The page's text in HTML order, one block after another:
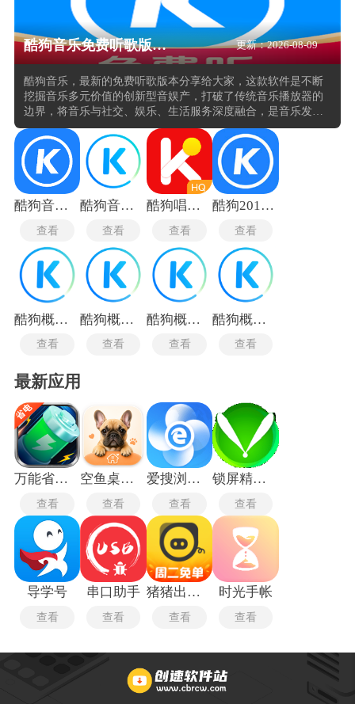
酷狗音乐免费听歌版本推荐 更新：2026-08-09
酷狗音乐，最新的免费听歌版本分享给大家，这款软件是不断
挖掘音乐多元价值的创新型音娱产，打破了传统音乐播放器的
边界，将音乐与社交、娱乐、生活服务深度融合，是音乐发烧
友追求的无损音质、专业音效，还是普通用户需要的便捷听
歌、趣味互动，亦或是内容创作者所需的曲库支持、创作工
具，酷狗音乐都能精准覆盖，用丰富的内容和贴心的服务，成
为用户日常生活中不可或缺的音乐伙伴。
酷狗音乐手表版
查看
酷狗音乐概念版手表版
查看
酷狗唱唱旧版本
查看
酷狗2013旧版
查看
酷狗概念版
查看
酷狗概念版2.5.5
查看
酷狗概念版3.0.0
查看
酷狗概念版旧版本
查看
最新应用
万能省电宝
查看
空鱼桌面宠物
查看
爱搜浏览器旧版
查看
锁屏精灵旧版本
查看
导学号
查看
串口助手
查看
猪猪出行司机端
查看
时光手帐
查看